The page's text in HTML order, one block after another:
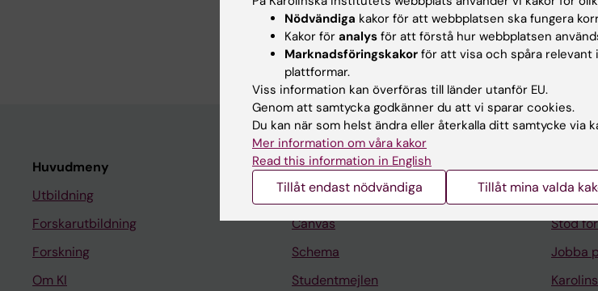
Tandläkarexamen, Karolinska Institutet, 2022
Huvudmeny
Utbildning
Forskarutbildning
Forskning
Om KI
Student
Ladok
Canvas
Schema
Studentmejlen
Stöd
Jobba
Nödvändiga kakor för att webbplatsen ska fungera
Kakor för analys för att förstå hur webbplatsen
Marknadsföringskakor för att visa och spåra relevant
plattformar.
Viss information kan överföras till länder utanför EU.
Genom att samtycka godkänner du att vi sparar cookies.
Du kan när som helst ändra eller återkalla ditt samtycke via
Mer information om våra kakor
Read this information in English
Tillåt endast nödvändiga Tillåt mina valda